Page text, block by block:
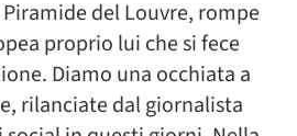
del Louvre, rompe
proprio lui che si fece
Diamo una occhiata a
rilanciate dal giornalista